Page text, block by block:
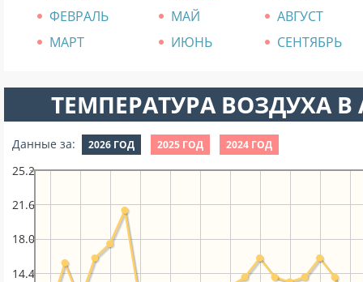
ФЕВРАЛЬ
МАЙ
АВГУСТ
МАРТ
ИЮНЬ СЕНТЯБРЬ
ТЕМПЕРАТУРА ВОЗДУХА В
Данные за: 2026 ГОД 2025 ГОД 2024 ГОД
14.4
18.0
21.6
25.2